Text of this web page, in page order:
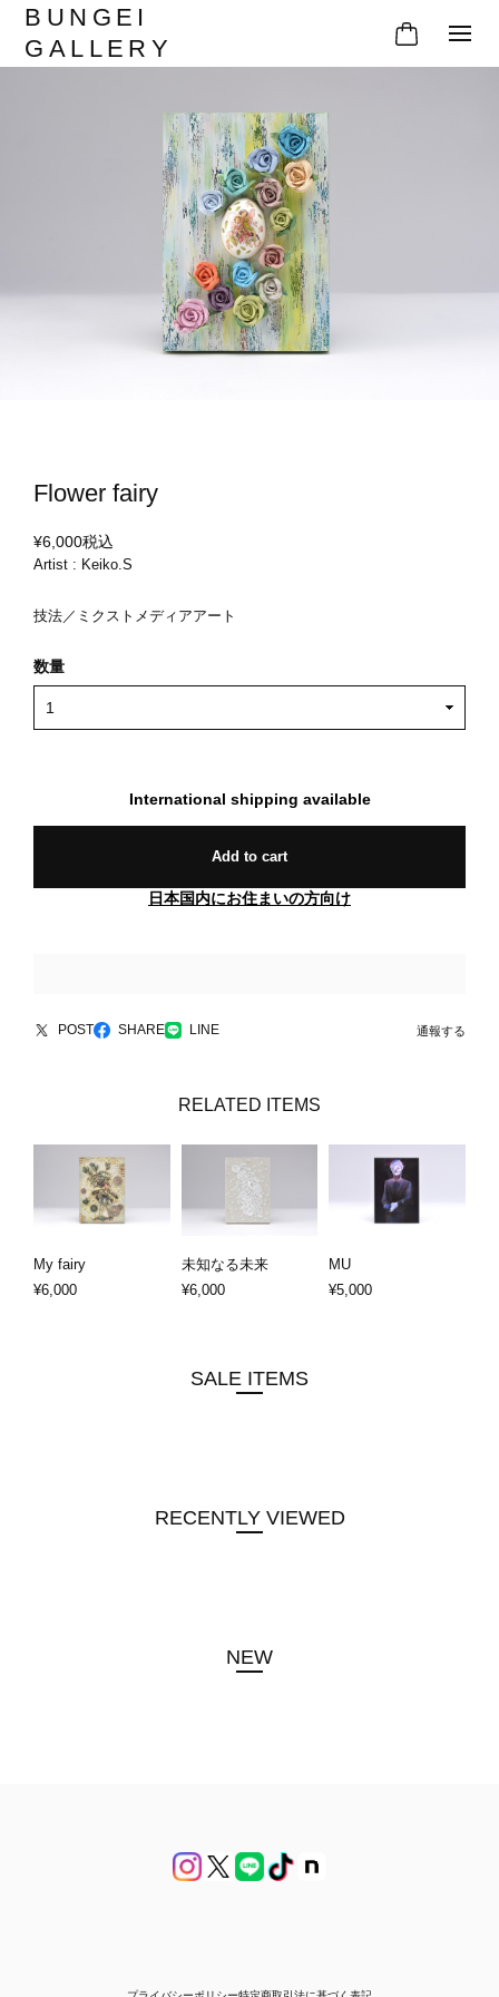
BUNGEI
GALLERY
Flower fairy
¥6,000税込
Artist : Keiko.S
技法／ミクストメディアアート
数量
International shipping available
Add to cart
日本国内にお住まいの方向け
POST SHARE LINE 通報する
RELATED ITEMS
My fairy
¥6,000
未知なる未来
¥6,000
MU
¥5,000
SALE ITEMS
RECENTLY VIEWED
NEW